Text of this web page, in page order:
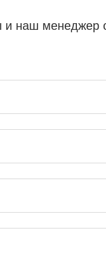
и наш менеджер